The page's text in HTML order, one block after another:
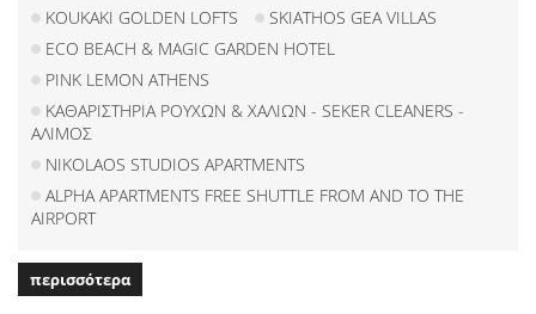
KOUKAKI GOLDEN LOFTS
SKIATHOS GEA VILLAS
ECO BEACH & MAGIC GARDEN HOTEL
PINK LEMON ATHENS
ΚΑΘΑΡΙΣΤΗΡΙΑ ΡΟΥΧΩΝ & ΧΑΛΙΩΝ - SEKER CLEANERS -
ΑΛΙΜΟΣ
NIKOLAOS STUDIOS APARTMENTS
ALPHA APARTMENTS FREE SHUTTLE FROM AND TO THE
AIRPORT
περισσότερα